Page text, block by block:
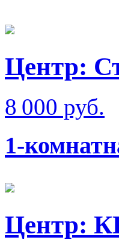
Центр:
8 000 руб.
1-
Центр: